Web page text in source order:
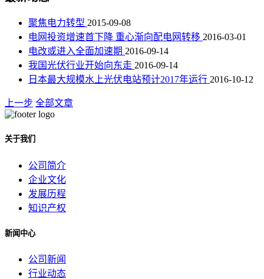
聚焦电力转型 2015-09-08
电网投资增速首下降 重心渐向配电网转移 2016-03-01
电改或进入全面加速期 2016-09-14
我国光伏行业开始向东走 2016-09-14
日本最大规模水上光伏电站预计2017年运行 2016-10-12
上一步 全部文章
关于我们
公司简介
企业文化
发展历程
知识产权
新闻中心
公司新闻
行业动态